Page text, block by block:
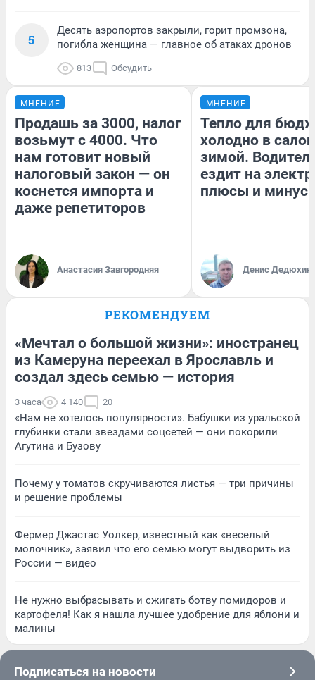
5
Десять аэропортов закрыли, горит промзона,
погибла женщина — главное об атаках дронов
813 Обсудить
МНЕНИЕ
Продашь за 3000, налог
возьмут с 4000. Что
нам готовит новый
налоговый закон — он
коснется импорта и
даже репетиторов
Анастасия Завгородняя
МНЕНИЕ
Тепло для
холодно в
зимой.
ездит на
плюсы и
Денис Дедюхин
РЕКОМЕНДУЕМ
«Мечтал о большой жизни»: иностранец
из Камеруна переехал в Ярославль и
создал здесь семью — история
3 часа 4 140 20
«Нам не хотелось популярности». Бабушки из уральской
глубинки стали звездами соцсетей — они покорили
Агутина и Бузову
Почему у томатов скручиваются листья — три причины
и решение проблемы
Фермер Джастас Уолкер, известный как «веселый
молочник», заявил что его семью могут выдворить из
России — видео
Не нужно выбрасывать и сжигать ботву помидоров и
картофеля! Как я нашла лучшее удобрение для яблони и
малины
Подписаться на новости